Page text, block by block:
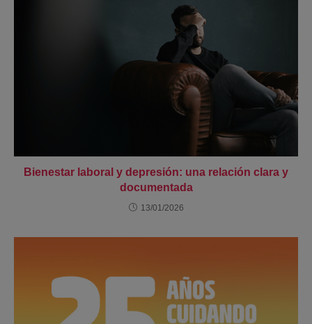
Bienestar laboral y depresión: una relación clara y
documentada
13/01/2026